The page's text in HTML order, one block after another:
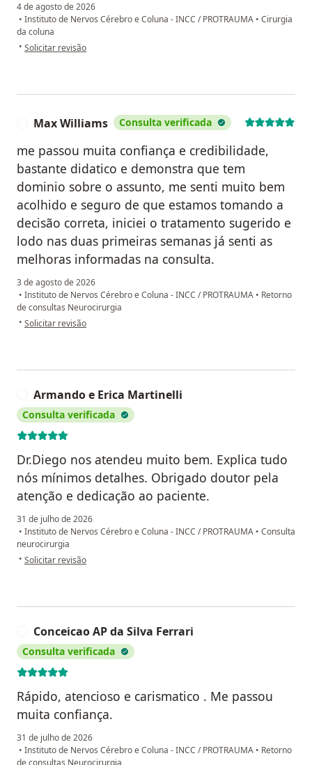
4 de agosto de 2026
• Instituto de Nervos Cérebro e Coluna - INCC / PROTRAUMA • Cirurgia
da coluna
• na opinião do utilizador Edinei Lemes
Solicitar revisão
Max Williams Consulta verificada
me passou muita confiança e credibilidade,
bastante didatico e demonstra que tem
dominio sobre o assunto, me senti muito bem
acolhido e seguro de que estamos tomando a
decisão correta, iniciei o tratamento sugerido e
lodo nas duas primeiras semanas já senti as
melhoras informadas na consulta.
3 de agosto de 2026
• Instituto de Nervos Cérebro e Coluna - INCC / PROTRAUMA • Retorno
de consultas Neurocirurgia
• na opinião do utilizador Max Williams
Solicitar revisão
Armando e Erica Martinelli
Consulta verificada
Dr.Diego nos atendeu muito bem. Explica tudo
nós mínimos detalhes. Obrigado doutor pela
atenção e dedicação ao paciente.
31 de julho de 2026
• Instituto de Nervos Cérebro e Coluna - INCC / PROTRAUMA • Consulta
neurocirurgia
• na opinião do utilizador Armando e Erica Martinelli
Solicitar revisão
Conceicao AP da Silva Ferrari
Consulta verificada
Rápido, atencioso e carismatico . Me passou
muita confiança.
31 de julho de 2026
• Instituto de Nervos Cérebro e Coluna - INCC / PROTRAUMA • Retorno
de consultas Neurocirurgia